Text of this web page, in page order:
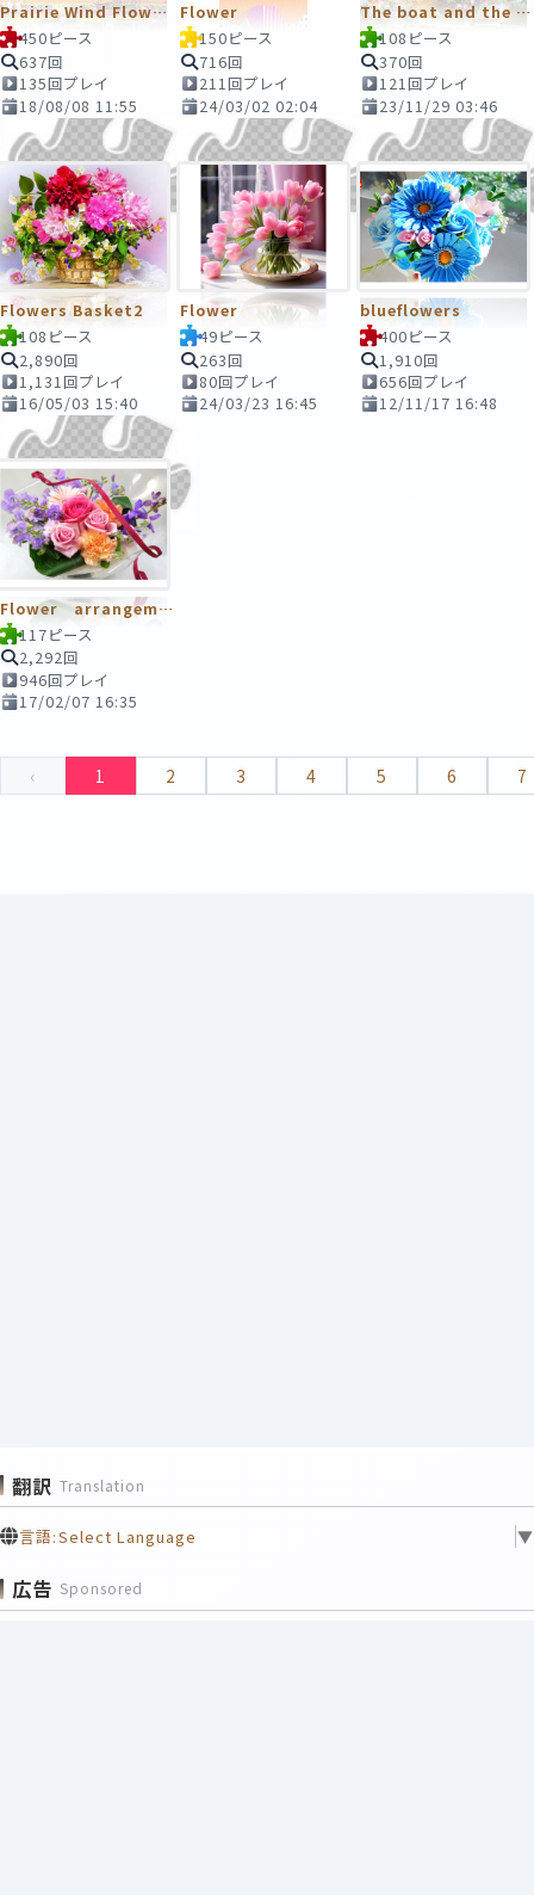
Prairie Wind Flowers
450ピース
637回
135回プレイ
18/08/08 11:55
Flower
150ピース
716回
211回プレイ
24/03/02 02:04
The boat and the flowers
108ピース
370回
121回プレイ
23/11/29 03:46
Flowers Basket2
108ピース
2,890回
1,131回プレイ
16/05/03 15:40
Flower
49ピース
263回
80回プレイ
24/03/23 16:45
blueflowers
400ピース
1,910回
656回プレイ
12/11/17 16:48
Flower arrangement
117ピース
2,292回
946回プレイ
17/02/07 16:35
‹ 1 2 3 4 5 6 7
翻訳 Translation
言語:Select Language ▼
広告 Sponsored